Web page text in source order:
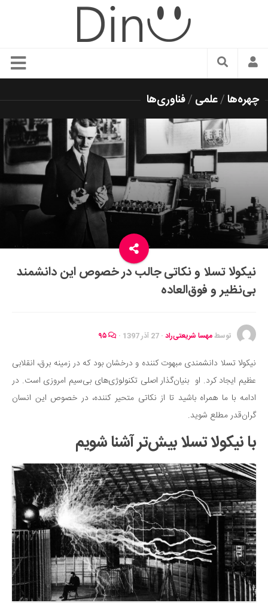
سبک زندگی
زیبایی و آرایش
شیک پوشی
دکوراسیون و چیدمان
غذا
رستوران گردی
آشپزی
سفر و گردشگری
ایران گردی
جهان گردی
موفقیت و مهارت‌های فردی
تغذیه سالم
بهداشت
بیماری و درمان
کودک و مادر
ورزش و تندرستی
روانشناسی
مراکز پزشکی و دارویی
فرهنگ و هنر
سینما و تئاتر
تلویزیون
موسیقی
چهره‌ها
چهره‌ها/علمی /فناوری‌ها
نیکولا تسلا و نکاتی جالب در خصوص این دانشمند
بی‌نظیر و فوق‌العاده
توسطمهسا شریعتی‌راد · 27 آذر 1397 ·
نیکولا تسلا دانشمندی مبهوت کننده و درخشان بود که در زمینه برق، انقلابی
عظیم ایجاد کرد. او بنیان‌گذار اصلی تکنولوژی‌های بی‌سیم امروزی است. در
ادامه با ما همراه باشید تا از نکاتی متحیر کننده، در خصوص این انسان
گران‌قدر مطلع شوید.
با نیکولا تسلا بیش‌تر آشنا شویم